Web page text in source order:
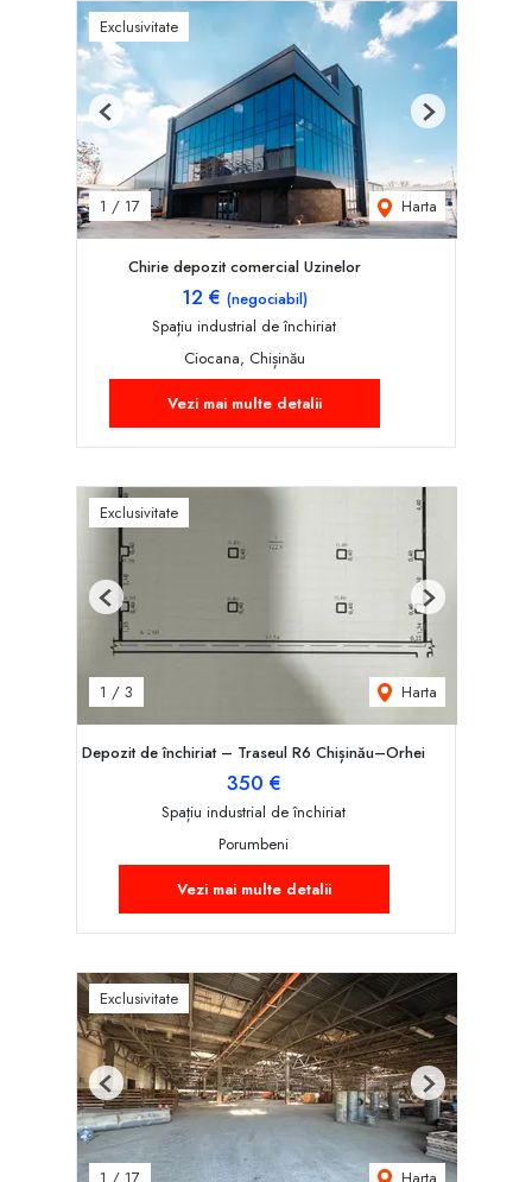
Exclusivitate
1 / 17 Harta
Previous Next
Chirie depozit comercial Uzinelor
12 € (negociabil)
Spațiu industrial de închiriat
Ciocana, Chișinău
Vezi mai multe detalii
Exclusivitate
1 / 3 Harta
Previous Next
Depozit de închiriat – Traseul R6 Chișinău–Orhei
350 €
Spațiu industrial de închiriat
Porumbeni
Vezi mai multe detalii
Exclusivitate
Previous Next